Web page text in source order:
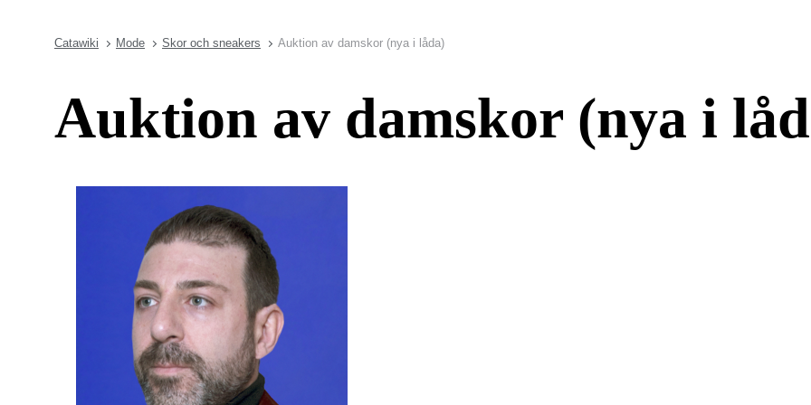
Catawiki Mode Skor och sneakers Auktion av damskor (nya i låda)
Auktion av damskor (nya i